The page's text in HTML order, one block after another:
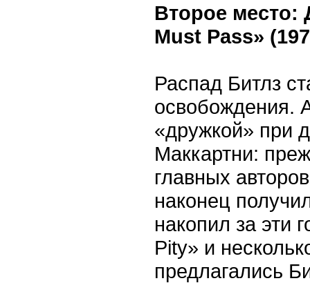
Второе
Must Pass»
Распад Битлз
освобождения.
«дружкой» при
Маккартни:
главных
наконец
накопил за эти
Pity» и
предлагались